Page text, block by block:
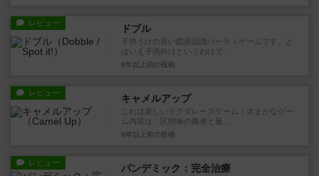
レビュー ドブル
子供うけの良い図形認識パーティゲームです。と
はいえ子供向けというわけで...
8年以上前 の投稿
レビュー キャメルアップ
これは楽しいラクダレースゲーム！大まかなゲー
ム内容は、区間毎の勝者と最...
8年以上前 の投稿
レビュー パンデミック：完全治療